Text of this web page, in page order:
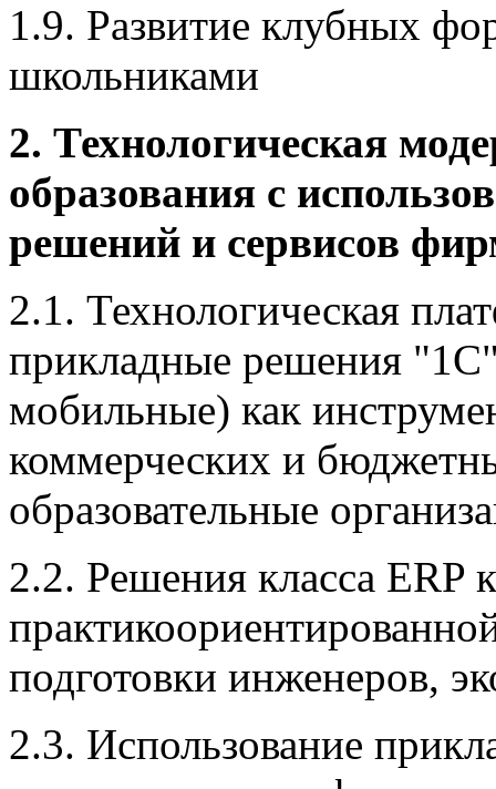
1.9. Развитие клубных
школьниками
2. Технологическая
образования с
решений и сервисов
2.1. Технологическая
прикладные решения
мобильные) как
коммерческих и
образовательные
2.2. Решения класса ERP
подготовки инженеров,
2.3. Использование